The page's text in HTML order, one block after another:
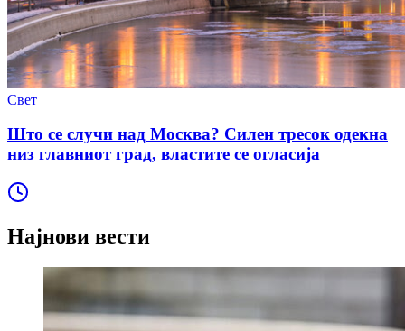
Свет
Што се случи над Москва? Силен тресок одекна
низ главниот град, властите се огласија
Најнови вести